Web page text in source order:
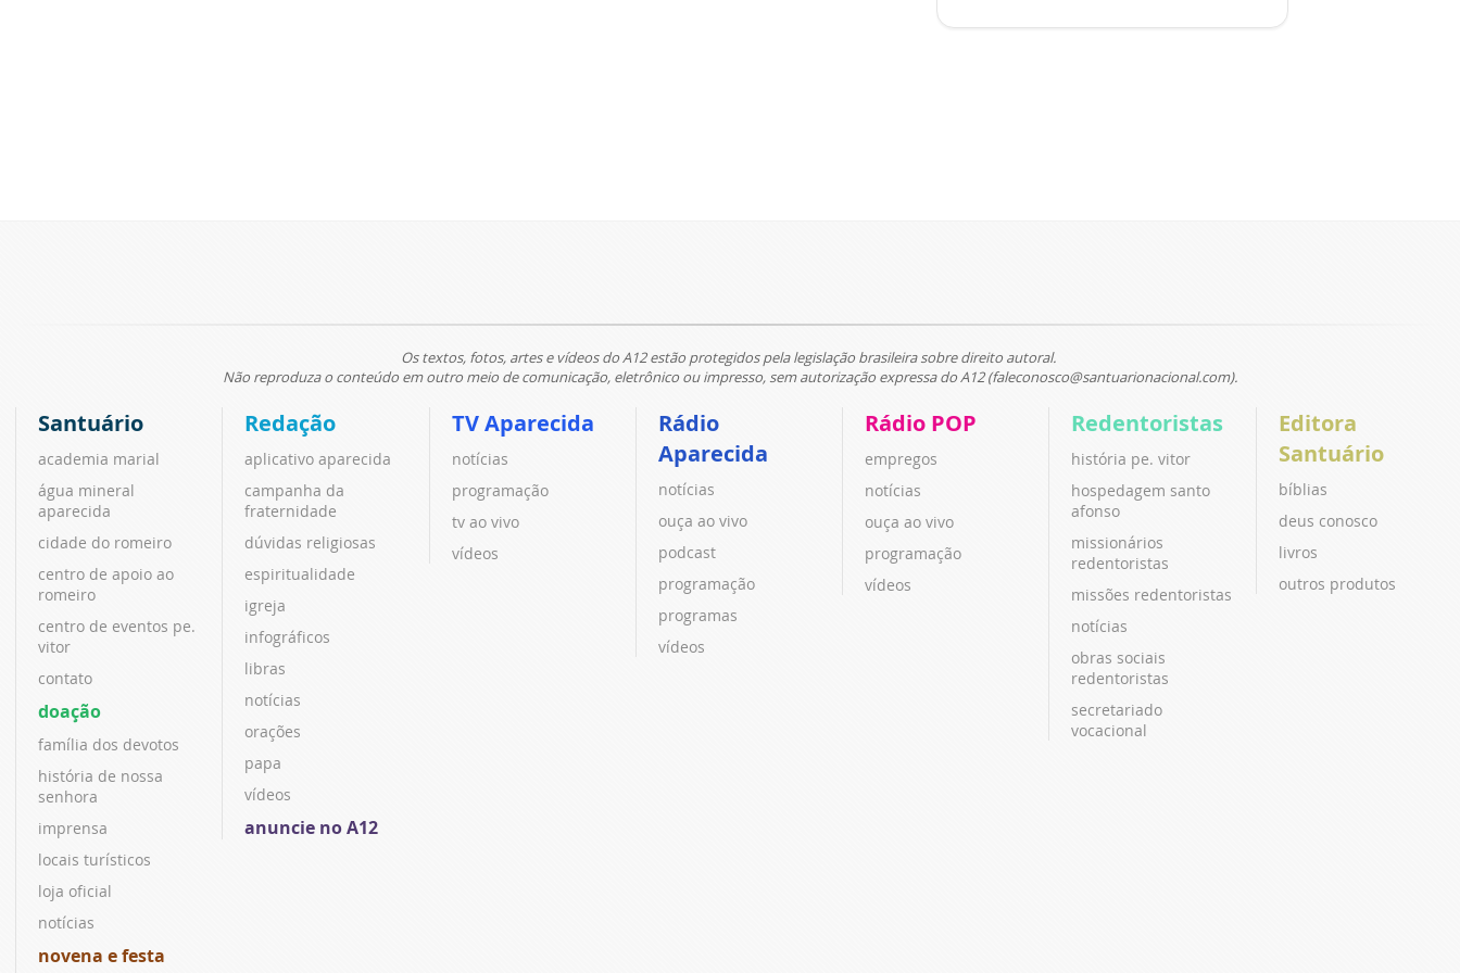
Os textos, fotos, artes e vídeos do A12 estão protegidos pela legislação brasileira sobre direito autoral.
Não reproduza o conteúdo em outro meio de comunicação, eletrônico ou impresso, sem autorização expressa do A12 (faleconosco@santuarionacional.com).
Santuário
academia marial
água mineral
aparecida
cidade do romeiro
centro de apoio ao
romeiro
centro de eventos pe.
vitor
contato
doação
família dos devotos
história de nossa
senhora
imprensa
locais turísticos
loja oficial
notícias
novena e festa
Redação
aplicativo aparecida
campanha da
fraternidade
dúvidas religiosas
espiritualidade
igreja
infográficos
libras
notícias
orações
papa
vídeos
anuncie no A12
TV Aparecida
notícias
programação
tv ao vivo
vídeos
Rádio
Aparecida
notícias
ouça ao vivo
podcast
programação
programas
vídeos
Rádio POP
empregos
notícias
ouça ao vivo
programação
vídeos
Redentoristas
história pe. vitor
hospedagem santo
afonso
missionários
redentoristas
missões redentoristas
notícias
obras sociais
redentoristas
secretariado
vocacional
Editora
Santuário
bíblias
deus conosco
livros
outros produtos